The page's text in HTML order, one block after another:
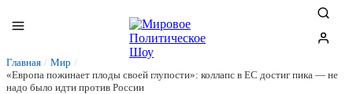
Главная / Мир /
«Европа пожинает плоды своей глупости»: коллапс в ЕС достиг пика — не
надо было идти против России